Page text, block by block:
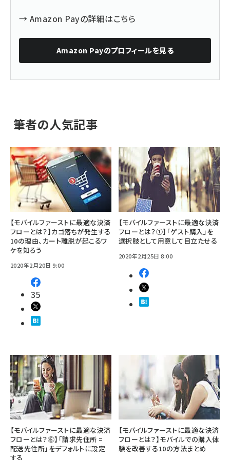
→ Amazon Payの詳細はこちら
Amazon Payのプロフィールを見る
筆者の人気記事
【モバイルファーストに最適な決済
フローとは？】カゴ落ちが発生する
10の理由、カート離脱が起こるワ
ケを知ろう
2020年2月20日 9:00
35
【モバイルファーストに最適な決済
フローとは？①】「ゲスト購入」を
選択肢として用意して目立たせる
2020年2月25日 8:00
【モバイルファーストに最適な決済
フローとは？⑥】「請求先住所 =
配送先住所」をデフォルトに設定
する
【モバイルファーストに最適な決済
フローとは？】モバイルでの購入体
験を改善する10の方法まとめ